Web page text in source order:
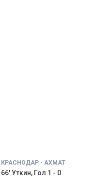
КРАСНОДАР - АХМАТ
66' Уткин, Гол 1 - 0